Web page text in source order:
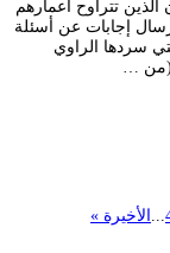
تتراوح أعمارهم
إرسال إجابات عن أسئلة
سردها الراوي
…
الأخيرة »